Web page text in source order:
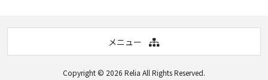
メニュー
Copyright © 2026 Relia All Rights Reserved.